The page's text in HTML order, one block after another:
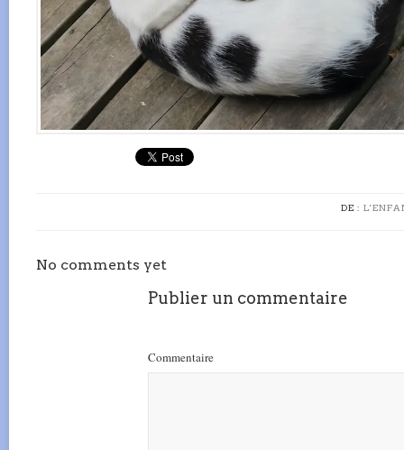
DE :
No comments yet
Publier un commentaire
Commentaire